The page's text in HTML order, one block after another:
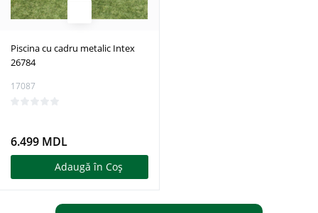
Piscina cu cadru metalic Intex
26784
17087
6.499 MDL
Adaugă în Coş